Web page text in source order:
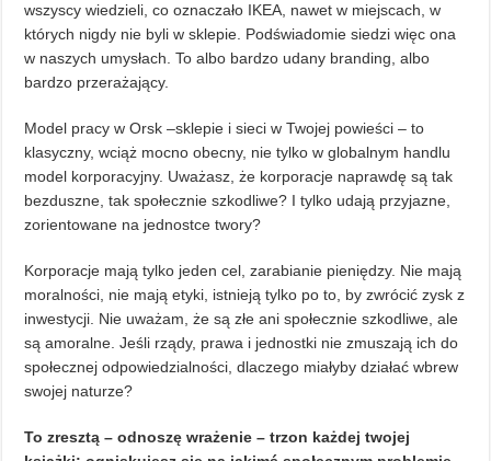
wszyscy wiedzieli, co oznaczało IKEA, nawet w miejscach, w
których nigdy nie byli w sklepie. Podświadomie siedzi więc ona
w naszych umysłach. To albo bardzo udany branding, albo
bardzo przerażający.
Model pracy w Orsk –sklepie i sieci w Twojej powieści – to
klasyczny, wciąż mocno obecny, nie tylko w globalnym handlu
model korporacyjny. Uważasz, że korporacje naprawdę są tak
bezduszne, tak społecznie szkodliwe? I tylko udają przyjazne,
zorientowane na jednostce twory?
Korporacje mają tylko jeden cel, zarabianie pieniędzy. Nie mają
moralności, nie mają etyki, istnieją tylko po to, by zwrócić zysk z
inwestycji. Nie uważam, że są złe ani społecznie szkodliwe, ale
są amoralne. Jeśli rządy, prawa i jednostki nie zmuszają ich do
społecznej odpowiedzialności, dlaczego miałyby działać wbrew
swojej naturze?
To zresztą – odnoszę wrażenie – trzon każdej twojej